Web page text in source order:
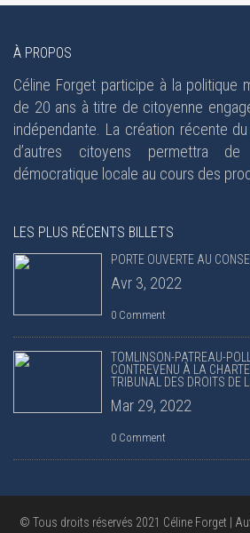
À PROPOS
Céline Forget participe à la politique
de 20 ans à titre de citoyenne
indépendante. La création récente
d’autres citoyens permettra
démocratique locale au cours des
LES PLUS RÉCENTS BILLETS
PORTE OUVERTE AU
Avr 3, 2022
0 Comment
TOMLINSON-PATREAU-
CONTREVENU À LA
TRIBUNAL DES DROITS DE
Mar 29, 2022
0 Comment
© Tous droits réservés 2021 Céline Forget |